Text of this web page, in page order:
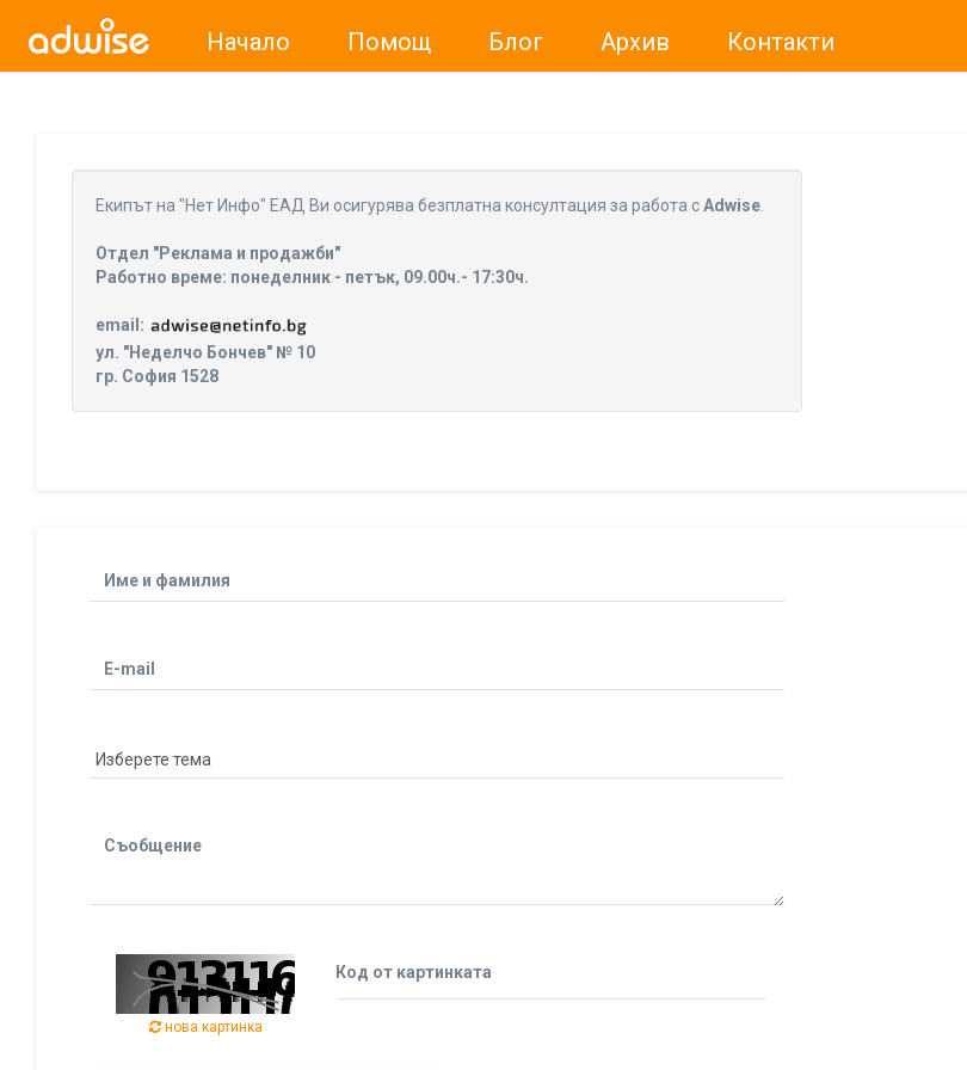
Начало Помощ Блог Архив Контакти
Уважаеми рекламодатели, с настоящото съобщение бихме искали да Ви уведомим, че „Нет Инфо“ ЕАД (
За повече информация, натиснете
Eкипът на "Нет Инфо" ЕАД Ви осигурява безплатна консултация за работа сAdwise.
Отдел "Реклама и продажби"
Работно време: понеделник - петък, 09.00ч.- 17:30ч.
email:
ул. "Неделчо Бончев" № 10
гр. София 1528
Име и фамилия
E-mail
Съобщение
нова картинка
Код от картинката